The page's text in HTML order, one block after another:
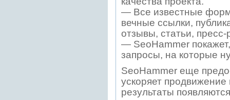
— Все известные
вечные ссылки,
отзывы, статьи,
— SeoHammer
запросы, на которые
SeoHammer еще
ускоряет
результаты